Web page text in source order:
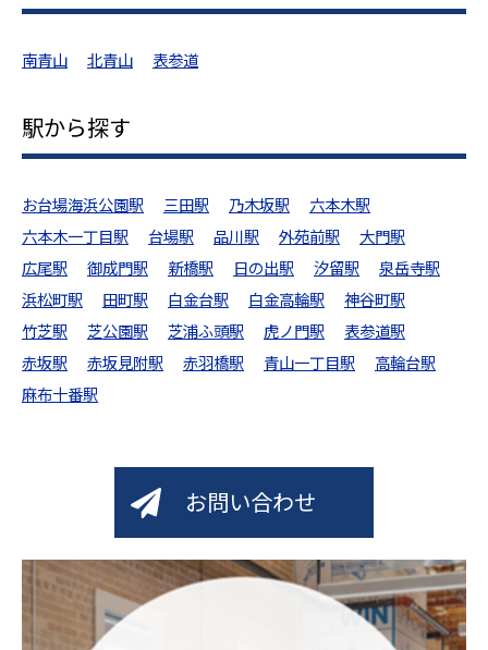
南青山 北青山 表参道
駅から探す
お台場海浜公園駅 三田駅 乃木坂駅
六本木駅
六本木一丁目駅
台場駅 品川駅 外苑前駅
大門駅
広尾駅
御成門駅 新橋駅 日の出駅 汐留駅
泉岳寺駅
浜松町駅
田町駅 白金台駅 白金高輪駅
神谷町駅
竹芝駅
芝公園駅 芝浦ふ頭駅 虎ノ門駅
表参道駅
赤坂駅
赤坂見附駅 赤羽橋駅 青山一丁目駅
高輪台駅
麻布十番駅
お問い合わせ